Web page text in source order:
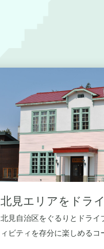
北見エリアをドラ
北見自治区をぐるりとドライ
ィビティを存分に楽しめるコ